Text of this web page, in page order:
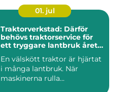
01. jul
Traktorverkstad: Därför
behövs traktorservice för
ett tryggare lantbruk året
En välskött traktor är hjärtat
i många lantbruk. När
maskinerna rulla...